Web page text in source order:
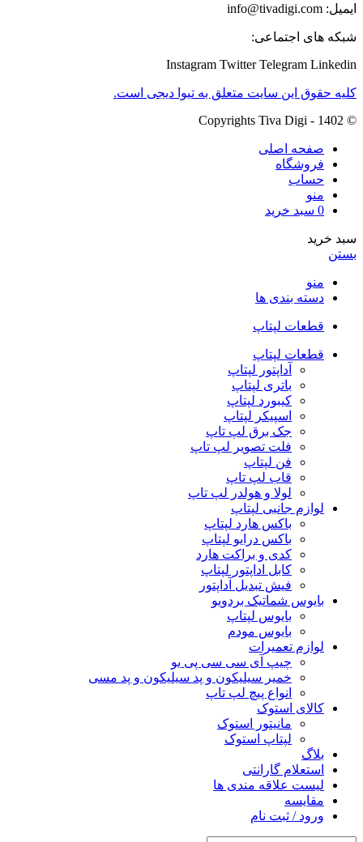
ایمیل: info@tivadigi.com
شبکه های اجتماعی:
Instagram Twitter Telegram Linkedin
کلیه حقوق این سایت متعلق به تیوا دیجی است.
© Copyrights Tiva Digi - 1402
صفحه اصلی
فروشگاه
حساب
منو
0 سبد خرید
سبد خرید
بستن
منو
دسته بندی ها
قطعات لپتاپ
قطعات لپتاپ
آداپتور لپتاپ
باتری لپتاپ
کیبورد لپتاپ
اسپیکر لپتاپ
جک برق لپ تاپ
فلت تصویر لپ تاپ
فن لپتاپ
قاب لپ تاپ
لولا و هولدر لپ تاپ
لوازم جانبی لپتاپ
باکس هارد لپتاپ
باکس درایو لپتاپ
کدی و براکت هارد
کابل اداپتور لپتاپ
فیش تبدیل آداپتور
بایوس شماتیک بردویو
بایوس لپتاپ
بایوس مودم
لوازم تعمیرات
چیپ آی سی سی پی یو
خمیر سیلیکون و پد سیلیکون و پد مسی
انواع پیچ لپ تاپ
کالای استوک
مانیتور استوک
لپتاپ استوک
بلاگ
استعلام گارانتی
لیست علاقه مندی ها
مقایسه
ورود / ثبت نام